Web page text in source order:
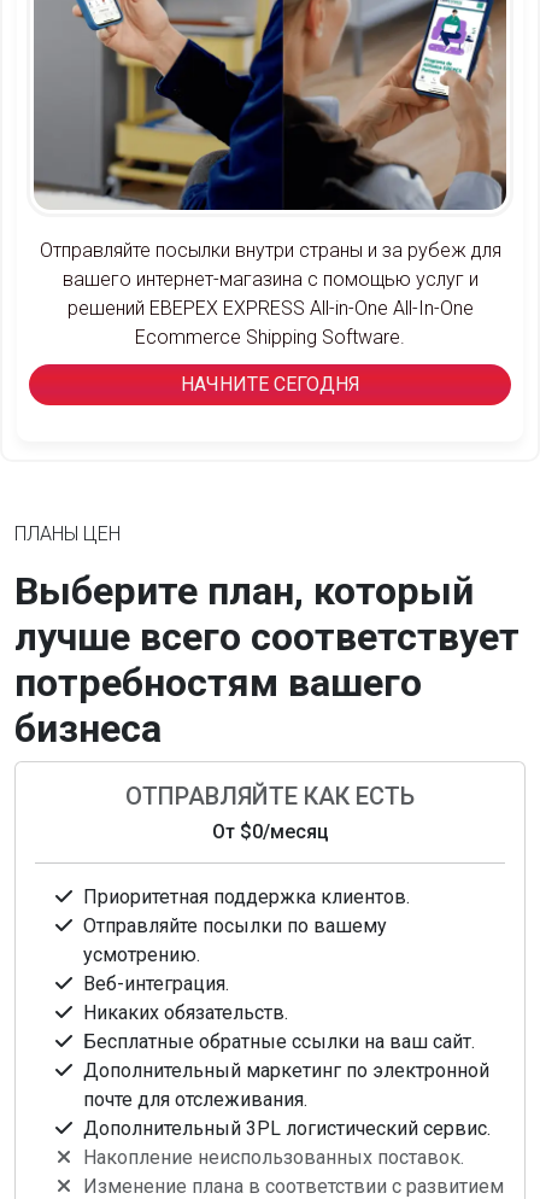
Отправляйте посылки внутри страны и за рубеж для
вашего интернет-магазина с помощью услуг и
решений EBEPEX EXPRESS All-in-One All-In-One
Ecommerce Shipping Software.
НАЧНИТЕ СЕГОДНЯ
ПЛАНЫ ЦЕН
Выберите план, который
лучше всего соответствует
потребностям вашего
бизнеса
ОТПРАВЛЯЙТЕ КАК ЕСТЬ
От $0/месяц
Приоритетная поддержка клиентов.
Отправляйте посылки по вашему
усмотрению.
Веб-интеграция.
Никаких обязательств.
Бесплатные обратные ссылки на ваш сайт.
Дополнительный маркетинг по электронной
почте для отслеживания.
Дополнительный 3PL логистический сервис.
Накопление неиспользованных поставок.
Изменение плана в соответствии с развитием